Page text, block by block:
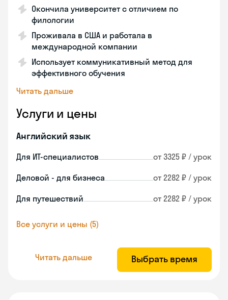
Окончила университет с отличием по
филологии
Проживала в США и работала в
международной компании
Использует коммуникативный метод для
эффективного обучения
Читать дальше
Услуги и цены
Английский язык
Для ИТ-специалистов от 3325 ₽ / урок
Деловой - для бизнеса от 2282 ₽ / урок
Для путешествий от 2282 ₽ / урок
Все услуги и цены (5)
Читать дальше Выбрать время